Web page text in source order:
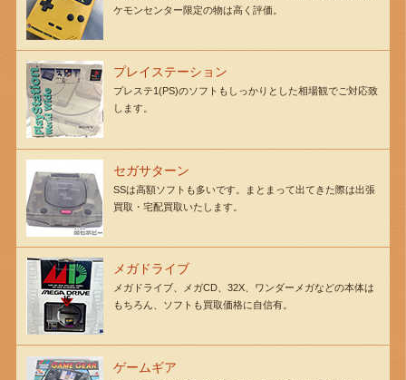
ケモンセンター限定の物は高く評価。
プレイステーション
プレステ1(PS)のソフトもしっかりとした相場観でご対応致
します。
セガサターン
SSは高額ソフトも多いです。まとまって出てきた際は出張
買取・宅配買取いたします。
メガドライブ
メガドライブ、メガCD、32X、ワンダーメガなどの本体は
もちろん、ソフトも買取価格に自信有。
ゲームギア